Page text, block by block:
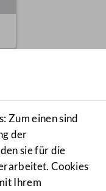
Zum einen sind
der
sie für die
Cookies
Ihrem